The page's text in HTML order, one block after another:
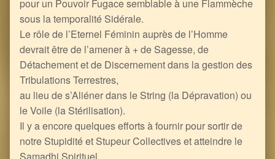
pour un Pouvoir Fugace semblable à une Flammèche
sous la temporalité Sidérale.
Le rôle de l’Eternel Féminin auprès de l’Homme
devrait être de l’amener à + de Sagesse, de
Détachement et de Discernement dans la gestion des
Tribulations Terrestres,
au lieu de s’Aliéner dans le String (la Dépravation) ou
le Voile (la Stérilisation).
Il y a encore quelques efforts à fournir pour sortir de
notre Stupidité et Stupeur Collectives et atteindre le